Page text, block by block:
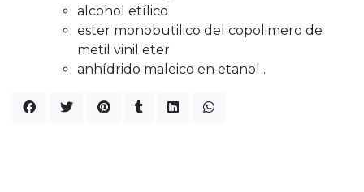
alcohol etílico
ester monobutilico del copolimero de
metil vinil eter
anhídrido maleico en etanol .